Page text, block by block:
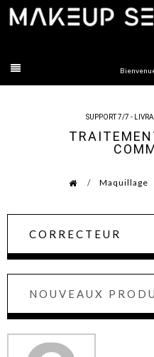
SUPPORT 7/7 -
Maquillage
CORRECTEUR
NOUVEAUX